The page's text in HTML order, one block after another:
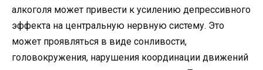
алкоголя может привести к усилению депрессивного
эффекта на центральную нервную систему. Это
может проявляться в виде сонливости,
головокружения, нарушения координации движений